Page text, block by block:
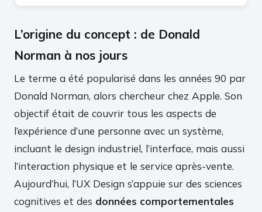
L’origine du concept : de Donald
Norman à nos jours
Le terme a été popularisé dans les années 90 par
Donald Norman, alors chercheur chez Apple. Son
objectif était de couvrir tous les aspects de
l’expérience d’une personne avec un système,
incluant le design industriel, l’interface, mais aussi
l’interaction physique et le service après-vente.
Aujourd’hui, l’UX Design s’appuie sur des sciences
cognitives et des données comportementales